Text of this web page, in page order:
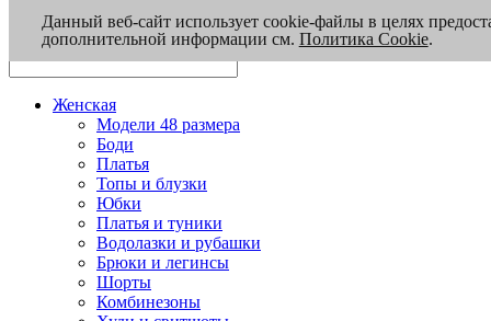
Женская
Модели 48 размера
Боди
Платья
Топы и блузки
Юбки
Платья и туники
Водолазки и рубашки
Брюки и легинсы
Шорты
Комбинезоны
Данный веб-сайт использует cookie-файлы в целях
дополнительной информации см. Политика Cookie.